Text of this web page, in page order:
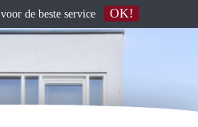
voor de beste service OK!